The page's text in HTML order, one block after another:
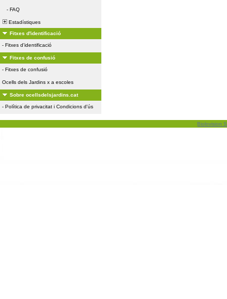
- FAQ
Estadístiques
Fitxes d'identificació
- Fitxes d'identificació
Fitxes de confusió
- Fitxes de confusió
Ocells dels Jardins x a escoles
Sobre ocellsdelsjardins.cat
- Política de privacitat i Condicions d'ús
Biolovision